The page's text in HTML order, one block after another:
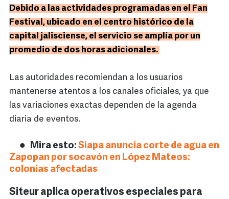
Debido a las actividades programadas en el Fan
Festival, ubicado en el centro histórico de la
capital jalisciense, el servicio se amplía por un
promedio de dos horas adicionales.
Las autoridades recomiendan a los usuarios
mantenerse atentos a los canales oficiales, ya que
las variaciones exactas dependen de la agenda
diaria de eventos.
Mira esto: Siapa anuncia corte de agua en
Zapopan por socavón en López Mateos:
colonias afectadas
Siteur aplica operativos especiales para